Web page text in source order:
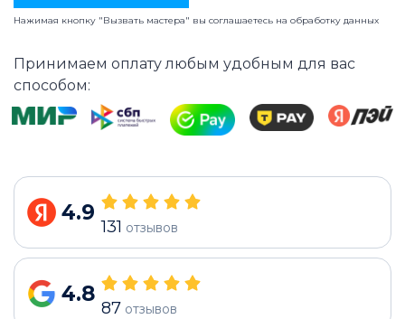
Нажимая кнопку "Вызвать мастера" вы соглашаетесь на обработку данных
Принимаем оплату любым удобным для вас
способом:
4.9
131 отзывов
4.8
87 отзывов